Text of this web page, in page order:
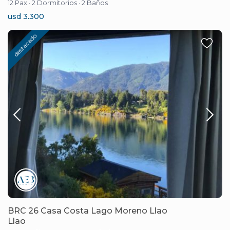
12 Pax · 2 Dormitorios · 2 Baños
usd 3.300
destacado
BRC 26 Casa Costa Lago Moreno Llao
Llao